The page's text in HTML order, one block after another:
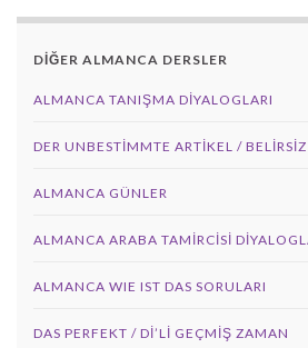
DİĞER ALMANCA DERSLER
ALMANCA TANIŞMA DIYALOGLARI
DER UNBESTIMMTE ARTIKEL /
ALMANCA GÜNLER
ALMANCA ARABA TAMIRCISI
ALMANCA WIE IST DAS SORULARI
DAS PERFEKT / Dİ’Lİ GEÇMİŞ ZAMAN